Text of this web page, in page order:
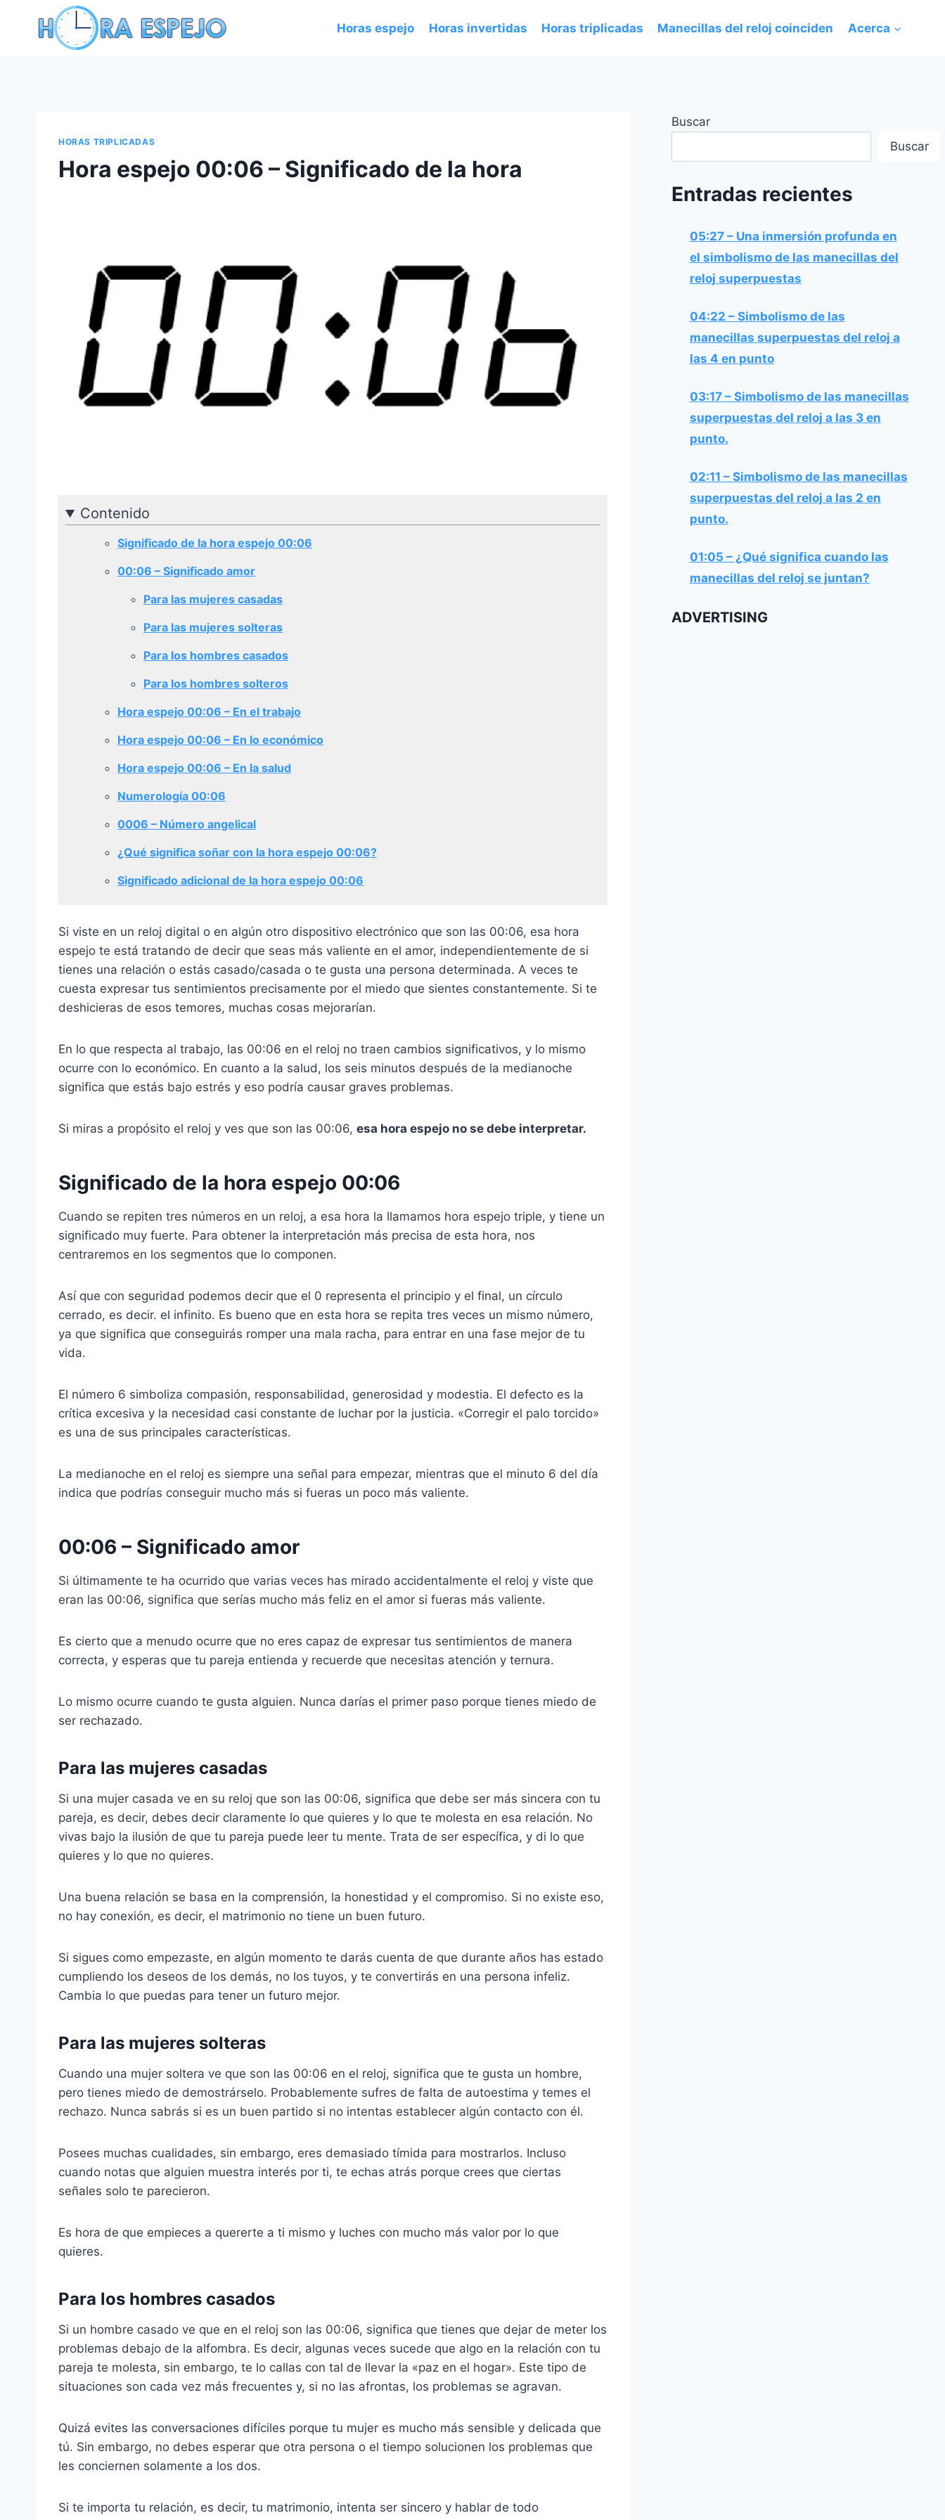
Horas espejo Horas invertidas Horas triplicadas Manecillas del reloj coinciden Acerca
HORAS TRIPLICADAS
Hora espejo 00:06 – Significado de la hora
Contenido
Significado de la hora espejo 00:06
00:06 – Significado amor
Para las mujeres casadas
Para las mujeres solteras
Para los hombres casados
Para los hombres solteros
Hora espejo 00:06 – En el trabajo
Hora espejo 00:06 – En lo económico
Hora espejo 00:06 – En la salud
Numerología 00:06
0006 – Número angelical
¿Qué significa soñar con la hora espejo 00:06?
Significado adicional de la hora espejo 00:06
Si viste en un reloj digital o en algún otro dispositivo electrónico que son las 00:06, esa hora
espejo te está tratando de decir que seas más valiente en el amor, independientemente de si
tienes una relación o estás casado/casada o te gusta una persona determinada. A veces te
cuesta expresar tus sentimientos precisamente por el miedo que sientes constantemente. Si te
deshicieras de esos temores, muchas cosas mejorarían.
En lo que respecta al trabajo, las 00:06 en el reloj no traen cambios significativos, y lo mismo
ocurre con lo económico. En cuanto a la salud, los seis minutos después de la medianoche
significa que estás bajo estrés y eso podría causar graves problemas.
Si miras a propósito el reloj y ves que son las 00:06, esa hora espejo no se debe interpretar.
Significado de la hora espejo 00:06
Cuando se repiten tres números en un reloj, a esa hora la llamamos hora espejo triple, y tiene un
significado muy fuerte. Para obtener la interpretación más precisa de esta hora, nos
centraremos en los segmentos que lo componen.
Así que con seguridad podemos decir que el 0 representa el principio y el final, un círculo
cerrado, es decir. el infinito. Es bueno que en esta hora se repita tres veces un mismo número,
ya que significa que conseguirás romper una mala racha, para entrar en una fase mejor de tu
vida.
El número 6 simboliza compasión, responsabilidad, generosidad y modestia. El defecto es la
crítica excesiva y la necesidad casi constante de luchar por la justicia. «Corregir el palo torcido»
es una de sus principales características.
La medianoche en el reloj es siempre una señal para empezar, mientras que el minuto 6 del día
indica que podrías conseguir mucho más si fueras un poco más valiente.
00:06 – Significado amor
Si últimamente te ha ocurrido que varias veces has mirado accidentalmente el reloj y viste que
eran las 00:06, significa que serías mucho más feliz en el amor si fueras más valiente.
Es cierto que a menudo ocurre que no eres capaz de expresar tus sentimientos de manera
correcta, y esperas que tu pareja entienda y recuerde que necesitas atención y ternura.
Lo mismo ocurre cuando te gusta alguien. Nunca darías el primer paso porque tienes miedo de
ser rechazado.
Para las mujeres casadas
Si una mujer casada ve en su reloj que son las 00:06, significa que debe ser más sincera con tu
pareja, es decir, debes decir claramente lo que quieres y lo que te molesta en esa relación. No
vivas bajo la ilusión de que tu pareja puede leer tu mente. Trata de ser específica, y di lo que
quieres y lo que no quieres.
Una buena relación se basa en la comprensión, la honestidad y el compromiso. Si no existe eso,
no hay conexión, es decir, el matrimonio no tiene un buen futuro.
Si sigues como empezaste, en algún momento te darás cuenta de que durante años has estado
cumpliendo los deseos de los demás, no los tuyos, y te convertirás en una persona infeliz.
Cambia lo que puedas para tener un futuro mejor.
Para las mujeres solteras
Cuando una mujer soltera ve que son las 00:06 en el reloj, significa que te gusta un hombre,
pero tienes miedo de demostrárselo. Probablemente sufres de falta de autoestima y temes el
rechazo. Nunca sabrás si es un buen partido si no intentas establecer algún contacto con él.
Posees muchas cualidades, sin embargo, eres demasiado tímida para mostrarlos. Incluso
cuando notas que alguien muestra interés por ti, te echas atrás porque crees que ciertas
señales solo te parecieron.
Es hora de que empieces a quererte a ti mismo y luches con mucho más valor por lo que
quieres.
Para los hombres casados
Si un hombre casado ve que en el reloj son las 00:06, significa que tienes que dejar de meter los
problemas debajo de la alfombra. Es decir, algunas veces sucede que algo en la relación con tu
pareja te molesta, sin embargo, te lo callas con tal de llevar la «paz en el hogar». Este tipo de
situaciones son cada vez más frecuentes y, si no las afrontas, los problemas se agravan.
Quizá evites las conversaciones difíciles porque tu mujer es mucho más sensible y delicada que
tú. Sin embargo, no debes esperar que otra persona o el tiempo solucionen los problemas que
les conciernen solamente a los dos.
Si te importa tu relación, es decir, tu matrimonio, intenta ser sincero y hablar de todo
Buscar
Buscar
Entradas recientes
05:27 – Una inmersión profunda en
el simbolismo de las manecillas del
reloj superpuestas
04:22 – Simbolismo de las
manecillas superpuestas del reloj a
las 4 en punto
03:17 – Simbolismo de las manecillas
superpuestas del reloj a las 3 en
punto.
02:11 – Simbolismo de las manecillas
superpuestas del reloj a las 2 en
punto.
01:05 – ¿Qué significa cuando las
manecillas del reloj se juntan?
ADVERTISING